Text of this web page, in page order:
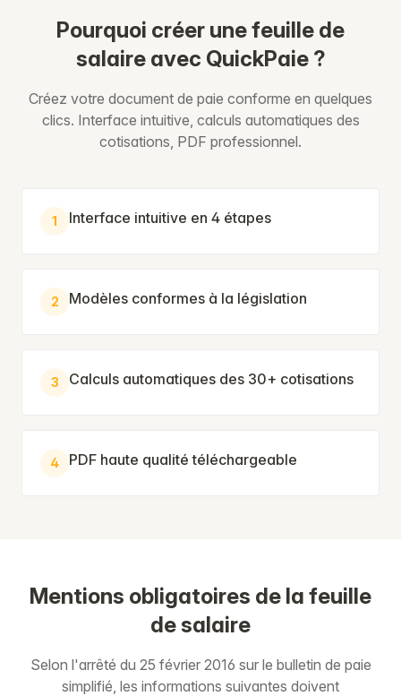
Pourquoi créer une feuille de
salaire avec QuickPaie ?
Créez votre document de paie conforme en quelques
clics. Interface intuitive, calculs automatiques des
cotisations, PDF professionnel.
1 Interface intuitive en 4 étapes
2 Modèles conformes à la législation
3 Calculs automatiques des 30+ cotisations
4 PDF haute qualité téléchargeable
Mentions obligatoires de la feuille
de salaire
Selon l'arrêté du 25 février 2016 sur le bulletin de paie
simplifié, les informations suivantes doivent